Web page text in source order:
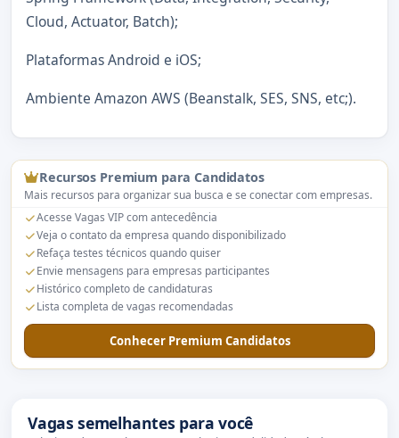
Cloud, Actuator, Batch);
Plataformas Android e iOS;
Ambiente Amazon AWS (Beanstalk, SES, SNS, etc;).
Recursos Premium para Candidatos
Mais recursos para organizar sua busca e se conectar com empresas.
Acesse Vagas VIP com antecedência
Veja o contato da empresa quando disponibilizado
Refaça testes técnicos quando quiser
Envie mensagens para empresas participantes
Histórico completo de candidaturas
Lista completa de vagas recomendadas
Conhecer Premium Candidatos
Vagas semelhantes para você